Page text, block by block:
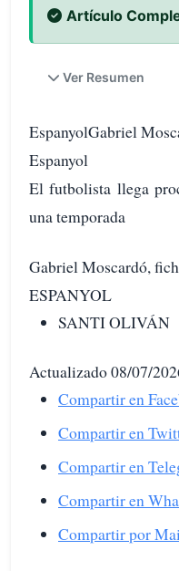
Artículo
Ver Resumen
EspanyolGabriel
Espanyol
El futbolista llega
una temporada
Gabriel Moscardó,
ESPANYOL
SANTI OLIVÁN
Actualizado 08/07/
Compartir en
Compartir en
Compartir en
Compartir en
Compartir por